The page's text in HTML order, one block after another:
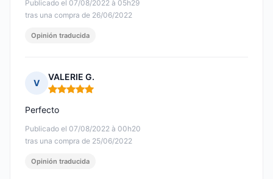
Publicado el 07/08/2022 à 05h29
tras una compra de 26/06/2022
Opinión traducida
V
VALERIE G.
Nota: 5 de 5
Publicado el 07/08/2022 à 00h20
tras una compra de 25/06/2022
Perfecto
Opinión traducida